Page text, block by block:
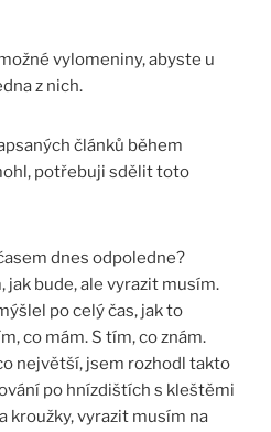
vylomeniny, abyste u
z nich.
článků během
potřebuji sdělit toto
dnes odpoledne?
jak bude, ale vyrazit musím.
po celý čas, jak to
co mám. S tím, co znám.
největší, jsem rozhodl takto
po hnízdištích s kleštěmi
kroužky, vyrazit musím na